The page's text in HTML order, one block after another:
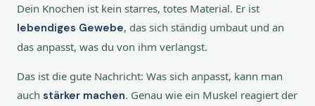
Dein Knochen ist kein starres, totes Material. Er ist
lebendiges Gewebe, das sich ständig umbaut und an
das anpasst, was du von ihm verlangst.
Das ist die gute Nachricht: Was sich anpasst, kann man
auch stärker machen. Genau wie ein Muskel reagiert der